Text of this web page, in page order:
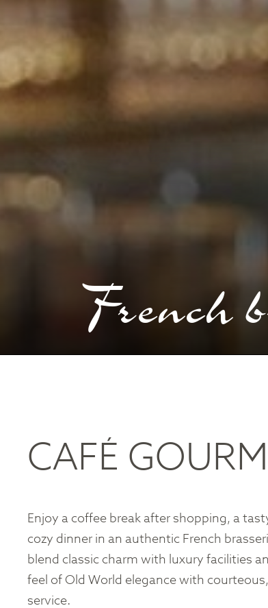
French
CAFÉ
Enjoy a coffee break after shopping, a
cozy dinner in an authentic French
blend classic charm with luxury facilities
feel of Old World elegance with
service.